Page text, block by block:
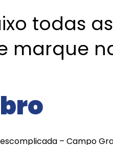
todas
marque
– Campo